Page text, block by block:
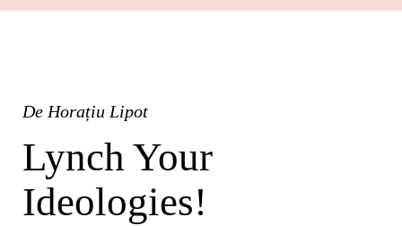
De Horațiu Lipot
Lynch Your
Ideologies!